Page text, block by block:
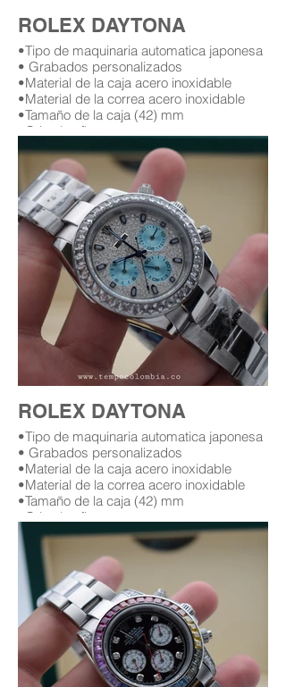
ROLEX DAYTONA
•Tipo de maquinaria automatica japonesa
• Grabados personalizados
•Material de la caja acero inoxidable
•Material de la correa acero inoxidable
•Tamaño de la caja (42) mm
•Cristal zafiro
•Garantía (12) meses (leer condiciones de
garantía)
Replica AAA Rolex daytona
Replicas de relojes rolex daytona en
bogota Colombia
Replica de rolex daytona con diamantes
replicas rolex con diamantes
rolex con diamantes en bogota
relojes rolex con diamantes replicas en
bogota Colombia
ROLEX DAYTONA
•Tipo de maquinaria automatica japonesa
• Grabados personalizados
•Material de la caja acero inoxidable
•Material de la correa acero inoxidable
•Tamaño de la caja (42) mm
•Cristal zafiro
•Garantía (12) meses (leer condiciones de
garantía)
Replica AAA Rolex daytona
Replicas de relojes rolex daytona en
bogota Colombia
Replica de rolex daytona con diamantes
replicas rolex con diamantes
rolex con diamantes en bogota
relojes rolex con diamantes replicas en
bogota Colombia